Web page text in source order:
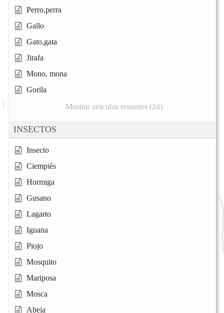
Perro,perra
Gallo
Gato,gata
Jirafa
Mono, mona
Gorila
Mostrar artículos restantes (24)
INSECTOS
Insecto
Ciempiés
Hormiga
Gusano
Lagarto
Iguana
Piojo
Mosquito
Mariposa
Mosca
Abeja